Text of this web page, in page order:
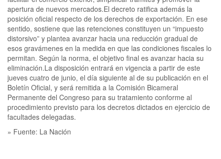
apertura de nuevos mercados.El decreto ratifica además la
posición oficial respecto de los derechos de exportación. En ese
sentido, sostiene que las retenciones constituyen un “impuesto
distorsivo” y plantea avanzar hacia una reducción gradual de
esos gravámenes en la medida en que las condiciones fiscales lo
permitan. Según la norma, el objetivo final es avanzar hacia su
eliminación.La disposición entrará en vigencia a partir de este
jueves cuatro de junio, el día siguiente al de su publicación en el
Boletín Oficial, y será remitida a la Comisión Bicameral
Permanente del Congreso para su tratamiento conforme al
procedimiento previsto para los decretos dictados en ejercicio de
facultades delegadas.
» Fuente: La Nación